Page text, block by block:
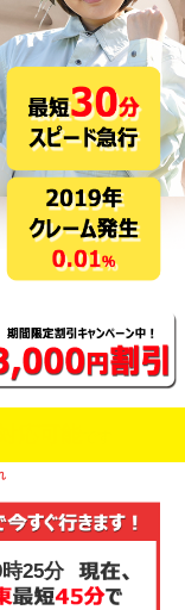
25分